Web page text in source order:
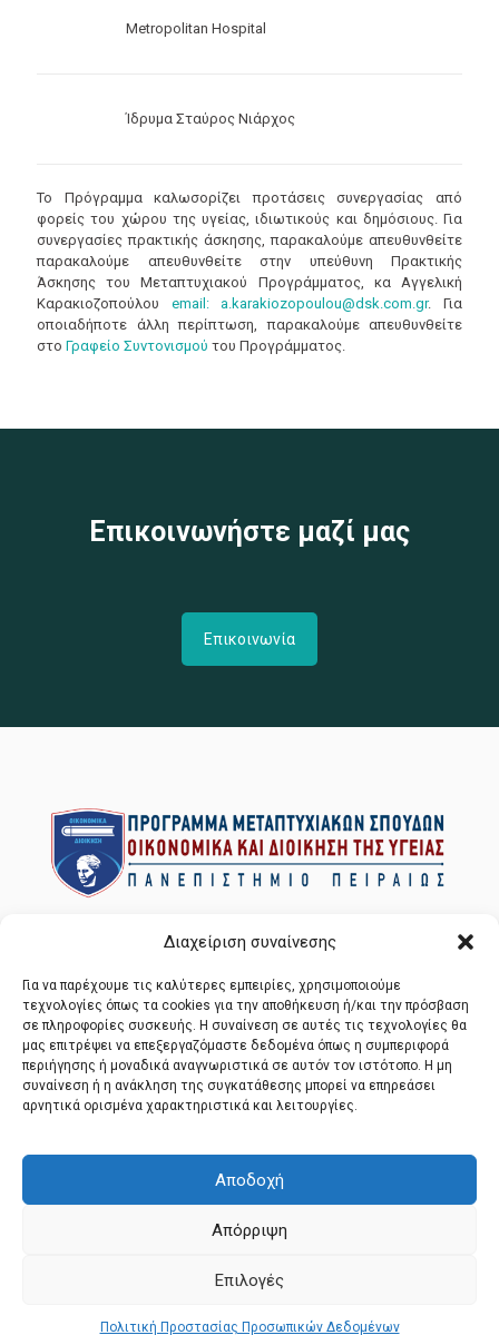
Διαχείριση συναίνεσης
Για να παρέχουμε τις καλύτερες εμπειρίες, χρησιμοποιούμε
τεχνολογίες όπως τα cookies για την αποθήκευση ή/και την πρόσβαση
σε πληροφορίες συσκευής. Η συναίνεση σε αυτές τις τεχνολογίες θα
μας επιτρέψει να επεξεργαζόμαστε δεδομένα όπως η συμπεριφορά
περιήγησης ή μοναδικά αναγνωριστικά σε αυτόν τον ιστότοπο. Η μη
συναίνεση ή η ανάκληση της συγκατάθεσης μπορεί να επηρεάσει
αρνητικά ορισμένα χαρακτηριστικά και λειτουργίες.
Αποδοχή
Απόρριψη
Επιλογές
Πολιτική Προστασίας Προσωπικών Δεδομένων
Metropolitan Hospital
Ίδρυμα Σταύρος Νιάρχος
Το Πρόγραμμα καλωσορίζει προτάσεις συνεργασίας από
φορείς του χώρου της υγείας, ιδιωτικούς και δημόσιους. Για
συνεργασίες πρακτικής άσκησης, παρακαλούμε απευθυνθείτε
παρακαλούμε απευθυνθείτε στην υπεύθυνη Πρακτικής
Άσκησης του Μεταπτυχιακού Προγράμματος, κα Αγγελική
Καρακιοζοπούλου email: a.karakiozopoulou@dsk.com.gr. Για
οποιαδήποτε άλλη περίπτωση, παρακαλούμε απευθυνθείτε
στο Γραφείο Συντονισμού του Προγράμματος.
Επικοινωνήστε μαζί μας
Επικοινωνία
Πανεπιστήμιο Πειραιώς, Καραολή και Δημητρίου 80,
18534 Πειραιάς, 5ος όροφος, γραφείο 530.
210 4142298
hem@unipi.gr
© 2024 All Rights Reserved